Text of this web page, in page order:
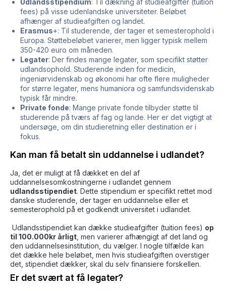
Udlandsstipendium: Til dækning af studieafgifter (tuition
fees) på visse udenlandske universiteter. Beløbet
afhænger af studieafgiften og landet.
Erasmus+: Til studerende, der tager et semesterophold i
Europa. Støttebeløbet varierer, men ligger typisk mellem
350-420 euro om måneden.
Legater: Der findes mange legater, som specifikt støtter
udlandsophold. Studerende inden for medicin,
ingeniørvidenskab og økonomi har ofte flere muligheder
for større legater, mens humaniora og samfundsvidenskab
typisk får mindre.
Private fonde: Mange private fonde tilbyder støtte til
studerende på tværs af fag og lande. Her er det vigtigt at
undersøge, om din studieretning eller destination er i
fokus.
Kan man få betalt sin uddannelse i udlandet?
Ja, det er muligt at få dækket en del af
uddannelsesomkostningerne i udlandet gennem
udlandsstipendiet. Dette stipendium er specifikt rettet mod
danske studerende, der tager en uddannelse eller et
semesterophold på et godkendt universitet i udlandet.
Udlandsstipendiet kan dække studieafgifter (tuition fees) op
til 100.000kr årligt , men varierer afhængigt af det land og
den uddannelsesinstitution, du vælger. I nogle tilfælde kan
det dække hele beløbet, men hvis studieafgiften overstiger
det, stipendiet dækker, skal du selv finansiere forskellen.
Er det svært at få legater?